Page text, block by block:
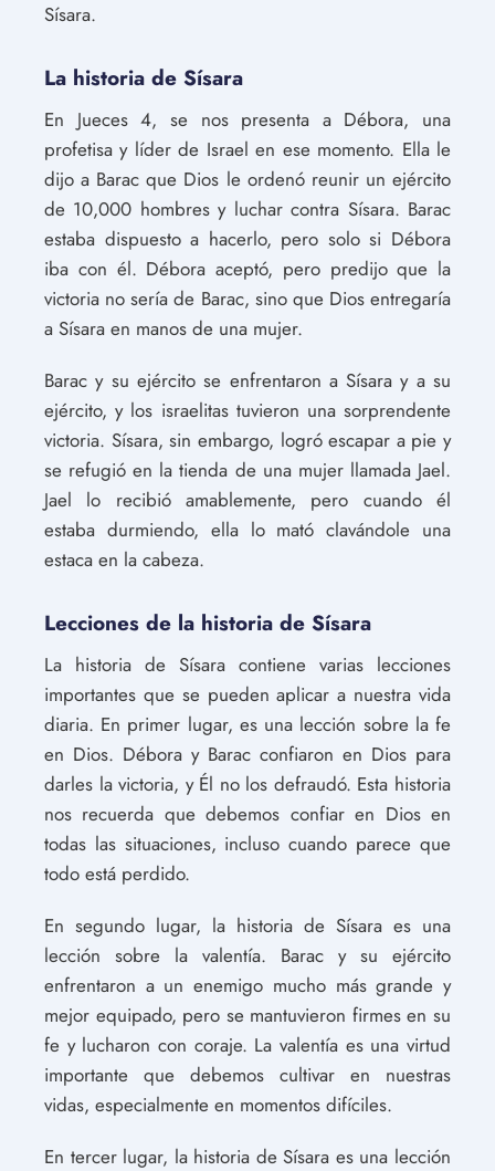
Sísara.
La historia de Sísara
En Jueces 4, se nos presenta a Débora, una
profetisa y líder de Israel en ese momento. Ella le
dijo a Barac que Dios le ordenó reunir un ejército
de 10,000 hombres y luchar contra Sísara. Barac
estaba dispuesto a hacerlo, pero solo si Débora
iba con él. Débora aceptó, pero predijo que la
victoria no sería de Barac, sino que Dios entregaría
a Sísara en manos de una mujer.
Barac y su ejército se enfrentaron a Sísara y a su
ejército, y los israelitas tuvieron una sorprendente
victoria. Sísara, sin embargo, logró escapar a pie y
se refugió en la tienda de una mujer llamada Jael.
Jael lo recibió amablemente, pero cuando él
estaba durmiendo, ella lo mató clavándole una
estaca en la cabeza.
Lecciones de la historia de Sísara
La historia de Sísara contiene varias lecciones
importantes que se pueden aplicar a nuestra vida
diaria. En primer lugar, es una lección sobre la fe
en Dios. Débora y Barac confiaron en Dios para
darles la victoria, y Él no los defraudó. Esta historia
nos recuerda que debemos confiar en Dios en
todas las situaciones, incluso cuando parece que
todo está perdido.
En segundo lugar, la historia de Sísara es una
lección sobre la valentía. Barac y su ejército
enfrentaron a un enemigo mucho más grande y
mejor equipado, pero se mantuvieron firmes en su
fe y lucharon con coraje. La valentía es una virtud
importante que debemos cultivar en nuestras
vidas, especialmente en momentos difíciles.
En tercer lugar, la historia de Sísara es una lección